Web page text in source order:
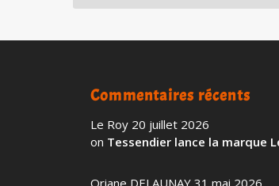
Commentaires récents
Le Roy 20 juillet 2026
on Tessendier lance la marque